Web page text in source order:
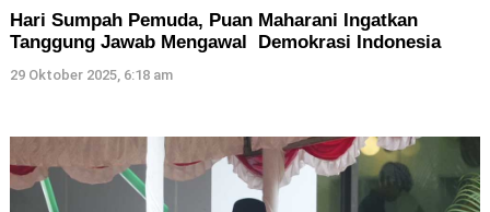
Hari Sumpah Pemuda, Puan Maharani Ingatkan
Tanggung Jawab Mengawal Demokrasi Indonesia
29 Oktober 2025, 6:18 am